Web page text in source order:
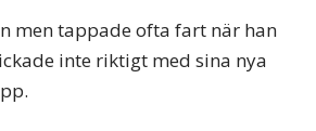
men tappade ofta fart när han
inte riktigt med sina nya